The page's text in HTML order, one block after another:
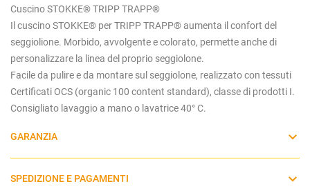
Cuscino STOKKE® TRIPP TRAPP®
Il cuscino STOKKE® per TRIPP TRAPP® aumenta il confort del
seggiolione. Morbido, avvolgente e colorato, permette anche di
personalizzare la linea del proprio seggiolone.
Facile da pulire e da montare sul seggiolone, realizzato con tessuti
Certificati OCS (organic 100 content standard), classe di prodotti I.
Consigliato lavaggio a mano o lavatrice 40° C.
GARANZIA
SPEDIZIONE E PAGAMENTI